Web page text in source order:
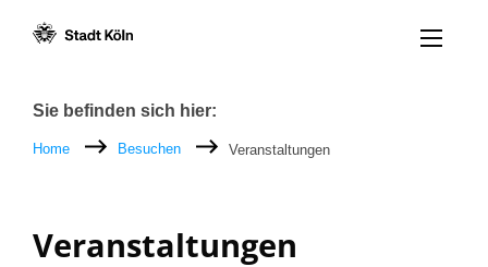
Menü
Breadcrumb
Sie befinden sich hier:
Home Besuchen Veranstaltungen
Veranstaltungen